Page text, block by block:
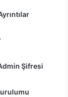
Şifresi